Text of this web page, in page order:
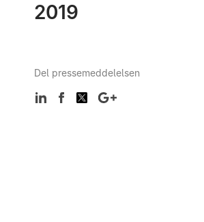
2019
Del pressemeddelelsen